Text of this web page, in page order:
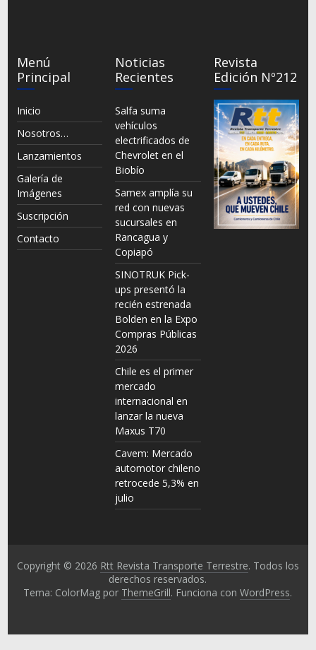
Menú
Principal
Inicio
Nosotros…
Lanzamientos
Galería de
Imágenes
Suscripción
Contacto
Noticias
Recientes
Salfa suma
vehículos
electrificados de
Chevrolet en el
Biobío
Samex amplía su
red con nuevas
sucursales en
Rancagua y
Copiapó
SINOTRUK Pick-
ups presentó la
recién estrenada
Bolden en la Expo
Compras Públicas
2026
Chile es el primer
mercado
internacional en
lanzar la nueva
Maxus T70
Cavem: Mercado
automotor chileno
retrocede 5,3% en
julio
Revista
Edición Nº212
Copyright © 2026 Rtt Revista Transporte Terrestre. Todos los
derechos reservados.
Tema: ColorMag por ThemeGrill. Funciona conWordPress.